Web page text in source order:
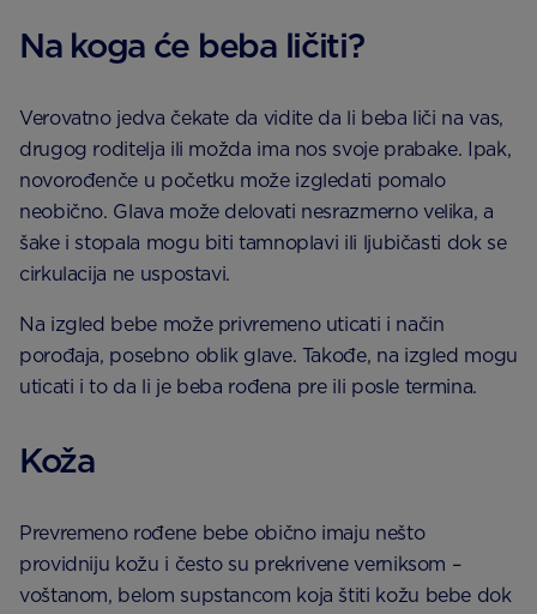
Na koga će beba ličiti?
Verovatno jedva čekate da vidite da li beba liči na vas,
drugog roditelja ili možda ima nos svoje prabake. Ipak,
novorođenče u početku može izgledati pomalo
neobično. Glava može delovati nesrazmerno velika, a
šake i stopala mogu biti tamnoplavi ili ljubičasti dok se
cirkulacija ne uspostavi.
Na izgled bebe može privremeno uticati i način
porođaja, posebno oblik glave. Takođe, na izgled mogu
uticati i to da li je beba rođena pre ili posle termina.
Koža
Prevremeno rođene bebe obično imaju nešto
providniju kožu i često su prekrivene verniksom –
voštanom, belom supstancom koja štiti kožu bebe dok